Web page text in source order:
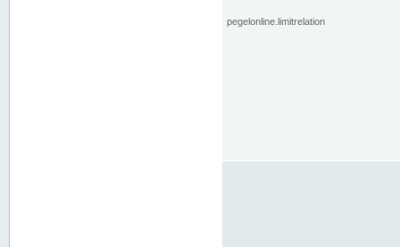
pegelonline.limitrelation